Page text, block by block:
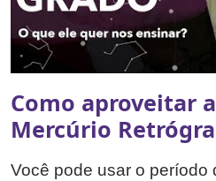
Como aproveitar
Mercúrio
Você pode usar o período